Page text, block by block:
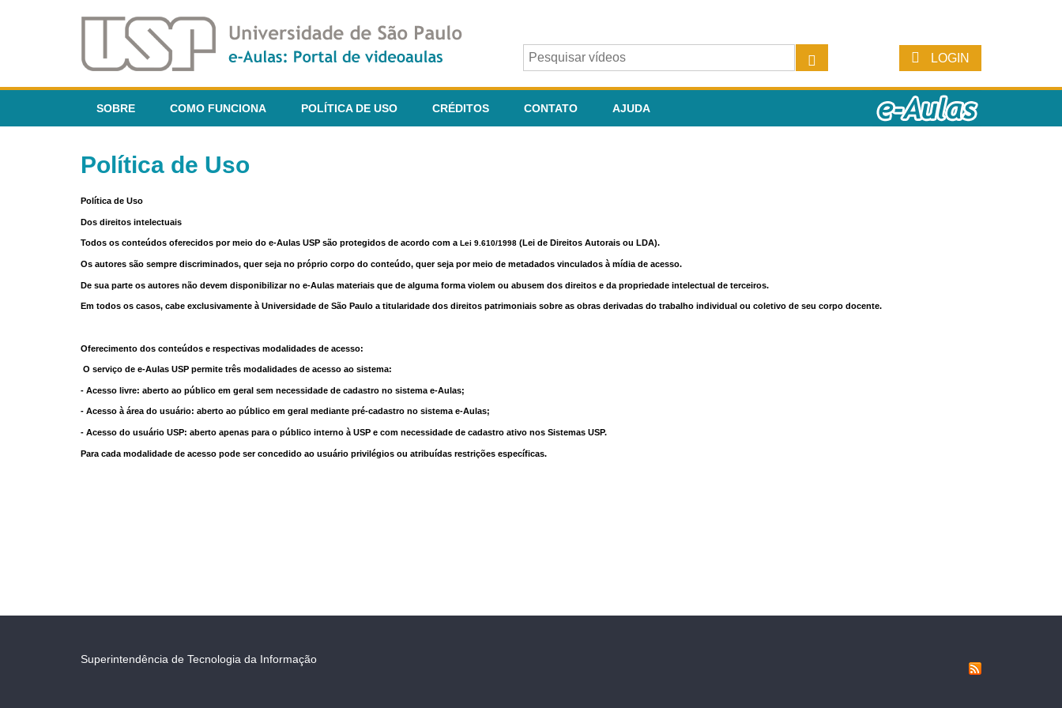
LOGIN
SOBRE COMO FUNCIONA POLÍTICA DE USO CRÉDITOS CONTATO AJUDA
Política de Uso
Política de Uso
Dos direitos intelectuais
Todos os conteúdos oferecidos por meio do e-Aulas USP são protegidos de acordo com a Lei 9.610/1998 (Lei de Direitos Autorais ou LDA).
Os autores são sempre discriminados, quer seja no próprio corpo do conteúdo, quer seja por meio de metadados vinculados à mídia de acesso.
De sua parte os autores não devem disponibilizar no e-Aulas materiais que de alguma forma violem ou abusem dos direitos e da propriedade intelectual de terceiros.
Em todos os casos, cabe exclusivamente à Universidade de São Paulo a titularidade dos direitos patrimoniais sobre as obras derivadas do trabalho individual ou coletivo de seu corpo docente.
Oferecimento dos conteúdos e respectivas modalidades de acesso:
O serviço de e-Aulas USP permite três modalidades de acesso ao sistema:
- Acesso livre: aberto ao público em geral sem necessidade de cadastro no sistema e-Aulas;
- Acesso à área do usuário: aberto ao público em geral mediante pré-cadastro no sistema e-Aulas;
- Acesso do usuário USP: aberto apenas para o público interno à USP e com necessidade de cadastro ativo nos Sistemas USP.
Para cada modalidade de acesso pode ser concedido ao usuário privilégios ou atribuídas restrições específicas.
Superintendência de Tecnologia da Informação